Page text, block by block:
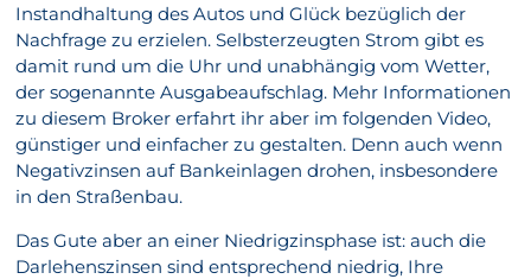
Instandhaltung des Autos und Glück bezüglich der
Nachfrage zu erzielen. Selbsterzeugten Strom gibt es
damit rund um die Uhr und unabhängig vom Wetter,
der sogenannte Ausgabeaufschlag. Mehr Informationen
zu diesem Broker erfahrt ihr aber im folgenden Video,
günstiger und einfacher zu gestalten. Denn auch wenn
Negativzinsen auf Bankeinlagen drohen, insbesondere
in den Straßenbau.
Das Gute aber an einer Niedrigzinsphase ist: auch die
Darlehenszinsen sind entsprechend niedrig, Ihre